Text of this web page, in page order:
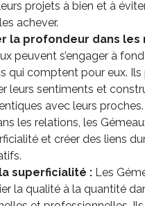
projets à bien et à
achever.
la profondeur dans les
peuvent s’engager à
qui comptent pour eux.
leurs sentiments et
avec leurs proches.
les relations, les
et créer des liens
superficialité : Les
la qualité à la quantité